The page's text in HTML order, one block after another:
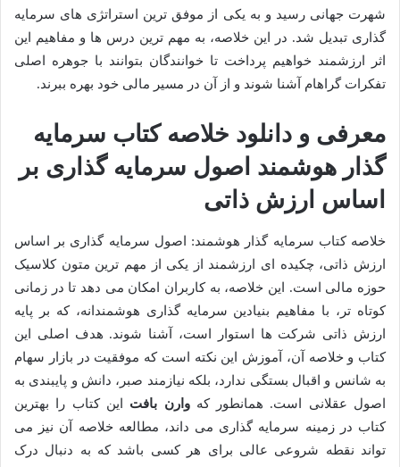
شهرت جهانی رسید و به یکی از موفق ترین استراتژی های سرمایه
گذاری تبدیل شد. در این خلاصه، به مهم ترین درس ها و مفاهیم این
اثر ارزشمند خواهیم پرداخت تا خوانندگان بتوانند با جوهره اصلی
تفکرات گراهام آشنا شوند و از آن در مسیر مالی خود بهره ببرند.
معرفی و دانلود خلاصه کتاب سرمایه
گذار هوشمند اصول سرمایه گذاری بر
اساس ارزش ذاتی
خلاصه کتاب سرمایه گذار هوشمند: اصول سرمایه گذاری بر اساس
ارزش ذاتی، چکیده ای ارزشمند از یکی از مهم ترین متون کلاسیک
حوزه مالی است. این خلاصه، به کاربران امکان می دهد تا در زمانی
کوتاه تر، با مفاهیم بنیادین سرمایه گذاری هوشمندانه، که بر پایه
ارزش ذاتی شرکت ها استوار است، آشنا شوند. هدف اصلی این
کتاب و خلاصه آن، آموزش این نکته است که موفقیت در بازار سهام
به شانس و اقبال بستگی ندارد، بلکه نیازمند صبر، دانش و پایبندی به
اصول عقلانی است. همانطور کهوارن بافت این کتاب را بهترین
کتاب در زمینه سرمایه گذاری می داند، مطالعه خلاصه آن نیز می
تواند نقطه شروعی عالی برای هر کسی باشد که به دنبال درک